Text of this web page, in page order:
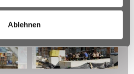
Ablehnen